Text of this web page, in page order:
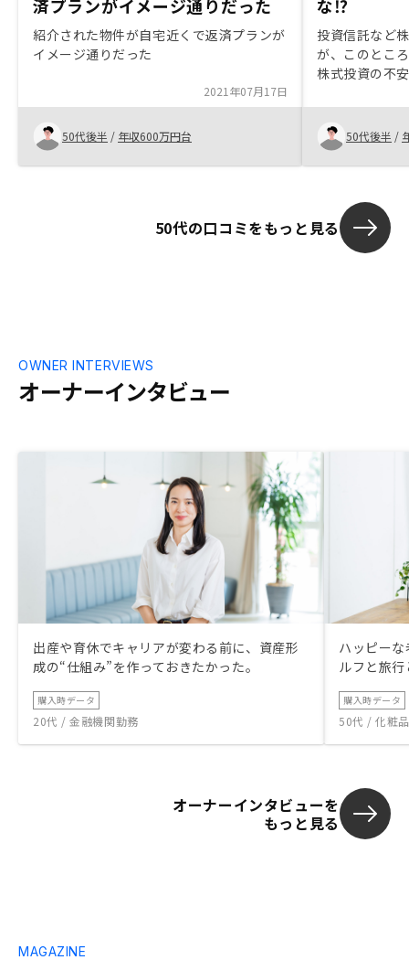
済プランがイメージ通りだった
紹介された物件が自宅近くで返済プランが
イメージ通りだった
2021年07月17日
50代後半 / 年収600万円台
な⁉︎
投資信託など
が、このとこ
株式投資の不
投資も考えた
り利益になら
しっかりとし
は未知数です。
50代後半 /
50代の口コミをもっと見る
オーナーインタビュー
OWNER INTERVIEWS
出産や育休でキャリアが変わる前に、資産形
成の“仕組み”を作っておきたかった。
購入時データ
20代 / 金融機関勤務
ハッピー
ルフと旅
購入時データ
50代 / 化粧
オーナーインタビューを
もっと見る
MAGAZINE